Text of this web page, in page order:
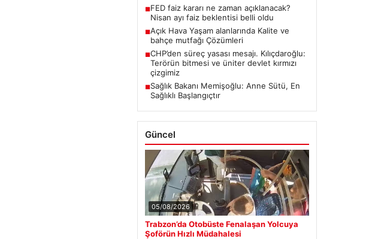
■FED faiz kararı ne zaman açıklanacak?
Nisan ayı faiz beklentisi belli oldu
■Açık Hava Yaşam alanlarında Kalite ve
bahçe mutfağı Çözümleri
■CHP’den süreç yasası mesajı. Kılıçdaroğlu:
Terörün bitmesi ve üniter devlet kırmızı
çizgimiz
■Sağlık Bakanı Memişoğlu: Anne Sütü, En
Sağlıklı Başlangıçtır
Güncel
05/08/2026
Trabzon’da Otobüste Fenalaşan Yolcuya
Şoförün Hızlı Müdahalesi